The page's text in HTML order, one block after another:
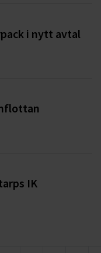
i nytt avtal
IK